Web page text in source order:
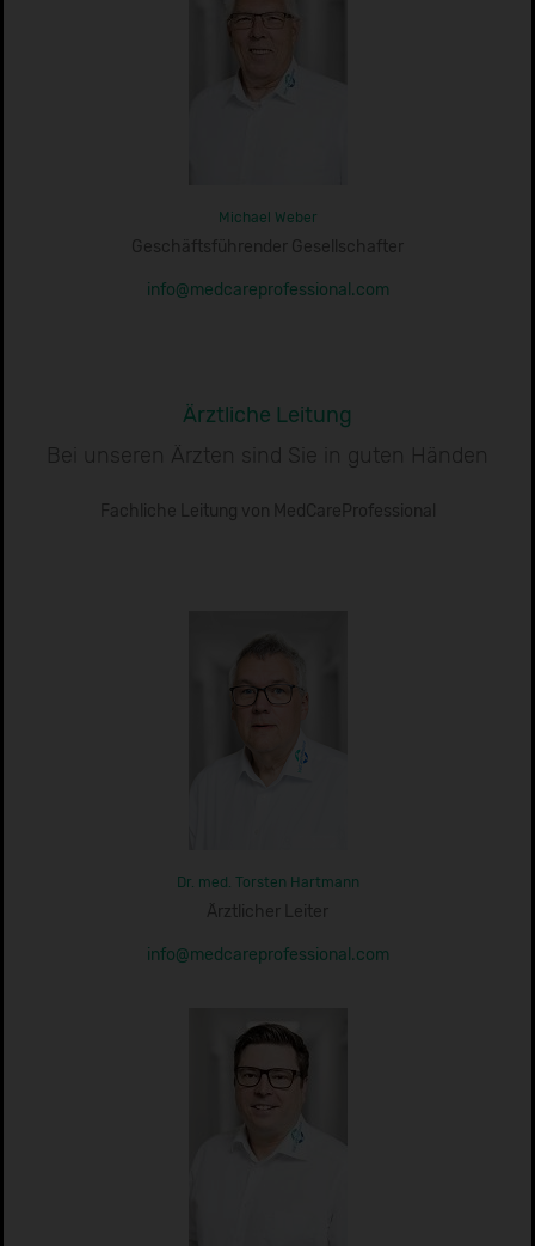
Michael Weber
Geschäftsführender Gesellschafter
info@medcareprofessional.com
Ärztliche Leitung
Bei unseren Ärzten sind Sie in guten Händen
Fachliche Leitung von MedCareProfessional
Dr. med. Torsten Hartmann
Ärztlicher Leiter
info@medcareprofessional.com